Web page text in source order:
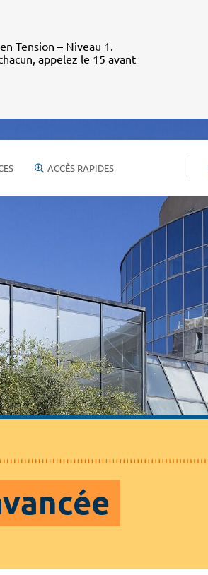
Tension – Niveau 1.
appelez le 15 avant
ACCÈS RAPIDES